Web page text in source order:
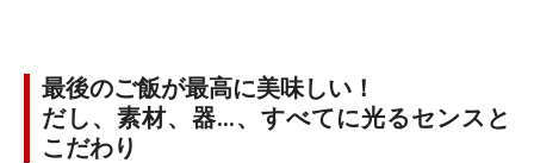
最後のご飯が最高に美味しい！
だし、素材、器…、すべてに光るセンスと
こだわり